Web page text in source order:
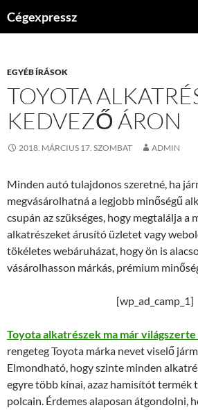
Cégexpressz
EGYÉB ÍRÁSOK
TOYOTA
KEDVEZŐ ÁRON
2018. MÁRCIUS 17. SZOMBAT ADMIN
Minden autó tulajdonos szeretné, ha
megvásárolhatná a legjobb minőségű
csupán az szükséges, hogy megtalálja a
alkatrészeket árusító üzletet vagy
tökéletes webáruházat, hogy ön is
vásárolhasson márkás, prémium
[wp_ad_camp_1]
Toyota alkatrészek ma már
rengeteg Toyota márka nevet viselő
Elmondható, hogy szinte minden
egyre több kínai, azaz hamisítót termék
polcain. Érdemes alaposan átgondolni,